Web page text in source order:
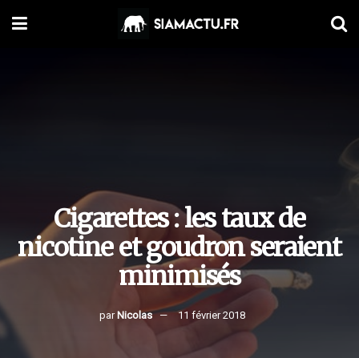
Cigarettes : les taux de
nicotine et goudron seraient
minimisés
par Nicolas 11 février 2018